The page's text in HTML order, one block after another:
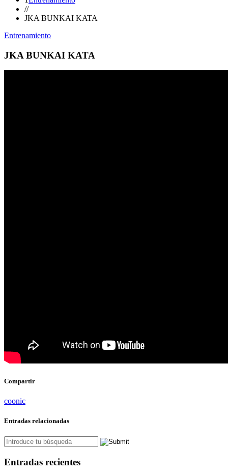
//
JKA BUNKAI KATA
Entrenamiento
JKA BUNKAI KATA
Compartir
coonic
Entradas relacionadas
Entradas recientes